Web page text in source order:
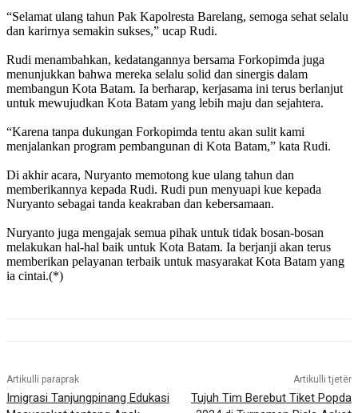
“Selamat ulang tahun Pak Kapolresta Barelang, semoga sehat selalu
dan karirnya semakin sukses,” ucap Rudi.
Rudi menambahkan, kedatangannya bersama Forkopimda juga
menunjukkan bahwa mereka selalu solid dan sinergis dalam
membangun Kota Batam. Ia berharap, kerjasama ini terus berlanjut
untuk mewujudkan Kota Batam yang lebih maju dan sejahtera.
“Karena tanpa dukungan Forkopimda tentu akan sulit kami
menjalankan program pembangunan di Kota Batam,” kata Rudi.
Di akhir acara, Nuryanto memotong kue ulang tahun dan
memberikannya kepada Rudi. Rudi pun menyuapi kue kepada
Nuryanto sebagai tanda keakraban dan kebersamaan.
Nuryanto juga mengajak semua pihak untuk tidak bosan-bosan
melakukan hal-hal baik untuk Kota Batam. Ia berjanji akan terus
memberikan pelayanan terbaik untuk masyarakat Kota Batam yang
ia cintai.(*)
Artikulli paraprak
Imigrasi Tanjungpinang Edukasi
Artikulli tjetër
Tujuh Tim Berebut Tiket Popda